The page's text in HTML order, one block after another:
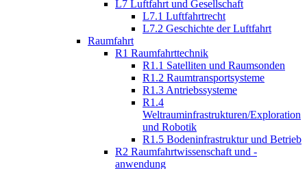
L7 Luftfahrt und Gesellschaft
L7.1 Luftfahrtrecht
L7.2 Geschichte der Luftfahrt
Raumfahrt
R1 Raumfahrttechnik
R1.1 Satelliten und Raumsonden
R1.2 Raumtransportsysteme
R1.3 Antriebssysteme
R1.4
Weltrauminfrastrukturen/Exploration
und Robotik
R1.5 Bodeninfrastruktur und Betrieb
R2 Raumfahrtwissenschaft und -
anwendung